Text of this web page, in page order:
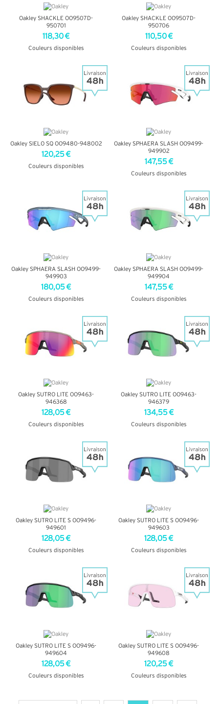
Oakley SHACKLE OO9507D-
950701
118,30 €
Couleurs disponibles
Oakley SHACKLE OO9507D-
950706
110,50 €
Couleurs disponibles
Oakley SIELO SQ OO9480-948002
120,25 €
Couleurs disponibles
Oakley SPHAERA SLASH OO9499-
949902
147,55 €
Couleurs disponibles
Oakley SPHAERA SLASH OO9499-
949903
180,05 €
Couleurs disponibles
Oakley SPHAERA SLASH OO9499-
949904
147,55 €
Couleurs disponibles
Oakley SUTRO LITE OO9463-
946368
128,05 €
Couleurs disponibles
Oakley SUTRO LITE OO9463-
946379
134,55 €
Couleurs disponibles
Oakley SUTRO LITE S OO9496-
949601
128,05 €
Couleurs disponibles
Oakley SUTRO LITE S OO9496-
949603
128,05 €
Couleurs disponibles
Oakley SUTRO LITE S OO9496-
949604
128,05 €
Couleurs disponibles
Oakley SUTRO LITE S OO9496-
949608
120,25 €
Couleurs disponibles